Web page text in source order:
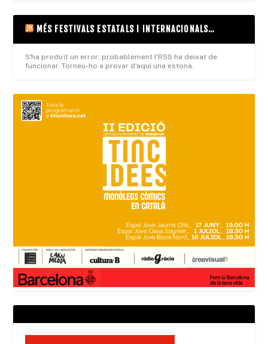
MÉS FESTIVALS ESTATALS I INTERNACIONALS…
S'ha produït un error; probablement l'RSS ha deixat de
funcionar. Torneu-ho a provar d'aquí una estona.